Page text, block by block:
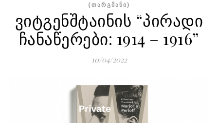
(ᲗᲐᲠᲒᲛᲐᲜᲘ)
ვიტგენშტაინის “პირადი
ჩანაწერები: 1914 – 1916”
10/04/2022